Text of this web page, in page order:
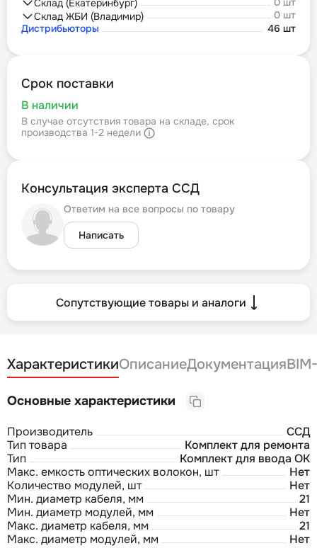
Склад (Екатеринбург)
Склад ЖБИ (Владимир)
0 шт
Дистрибьюторы
46 шт
Срок поставки
В наличии
В случае отсутствия товара на складе, срок
производства 1-2 недели
Консультация эксперта ССД
Ответим на все вопросы по товару
Написать
Сопутствующие товары и аналоги
ХарактеристикиОписаниеДокументация
Основные характеристики
Производитель
ССД
Тип товара
Комплект для ремонта
Тип
Комплект для ввода ОК
Макс. емкость оптических волокон, шт
Нет
Количество модулей, шт
Нет
Мин. диаметр кабеля, мм
21
Мин. диаметр модулей, мм
Нет
Макс. диаметр кабеля, мм
21
Макс. диаметр модулей, мм
Нет